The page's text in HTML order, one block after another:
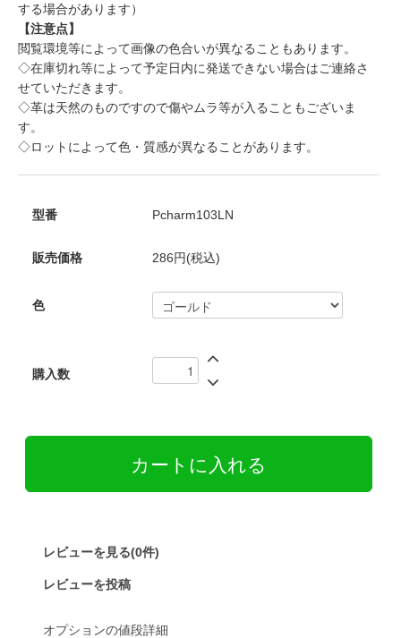
する場合があります）
【注意点】
閲覧環境等によって画像の色合いが異なることもあります。
◇在庫切れ等によって予定日内に発送できない場合はご連絡さ
せていただきます。
◇革は天然のものですので傷やムラ等が入ることもございま
す。
◇ロットによって色・質感が異なることがあります。
型番 Pcharm103LN
販売価格 286円(税込)
色
購入数
レビューを見る(0件)
レビューを投稿
オプションの値段詳細